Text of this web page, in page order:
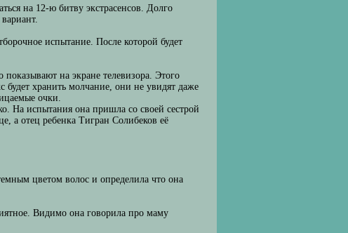
на 12-ю битву экстрасенсов. Долго
испытание. После которой будет
на экране телевизора. Этого
хранить молчание, они не увидят даже
очки.
На испытания она пришла со своей сестрой
а отец ребенка Тигран Солибеков её
цветом волос и определила что она
Видимо она говорила про маму